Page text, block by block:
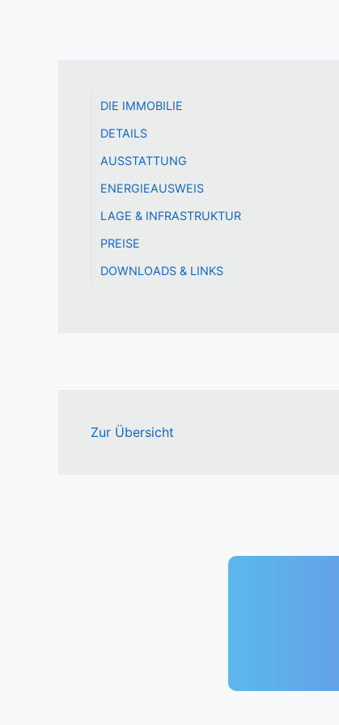
DIE IMMOBILIE
DETAILS
AUSSTATTUNG
ENERGIEAUSWEIS
LAGE & INFRASTRUKTUR
PREISE
DOWNLOADS & LINKS
Zur Übersicht